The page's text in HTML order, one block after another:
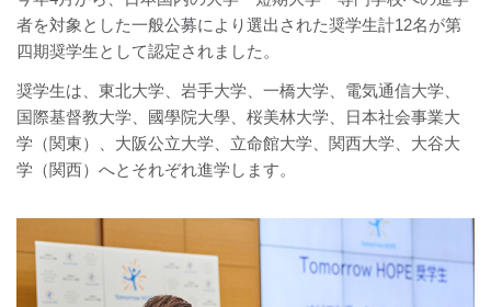
者を対象とした一般公募により選出された奨学生計12名が第
四期奨学生として認定されました。
奨学生は、東北大学、岩手大学、一橋大学、電気通信大学、
国際基督教大学、國學院大學、桜美林大学、日本社会事業大
学（関東）、大阪公立大学、立命館大学、関西大学、大谷大
学（関西）へとそれぞれ進学します。